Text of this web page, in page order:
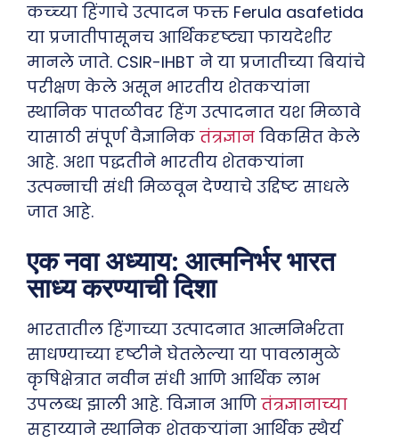
कच्च्या हिंगाचे उत्पादन फक्त Ferula asafetida
या प्रजातीपासूनच आर्थिकदृष्ट्या फायदेशीर
मानले जाते. CSIR-IHBT ने या प्रजातीच्या बियांचे
परीक्षण केले असून भारतीय शेतकऱ्यांना
स्थानिक पातळीवर हिंग उत्पादनात यश मिळावे
यासाठी संपूर्ण वैज्ञानिक तंत्रज्ञान विकसित केले
आहे. अशा पद्धतीने भारतीय शेतकऱ्यांना
उत्पन्नाची संधी मिळवून देण्याचे उद्दिष्ट साधले
जात आहे.
एक नवा अध्याय: आत्मनिर्भर भारत
साध्य करण्याची दिशा
भारतातील हिंगाच्या उत्पादनात आत्मनिर्भरता
साधण्याच्या दृष्टीने घेतलेल्या या पावलामुळे
कृषिक्षेत्रात नवीन संधी आणि आर्थिक लाभ
उपलब्ध झाली आहे. विज्ञान आणि तंत्रज्ञानाच्या
सहाय्याने स्थानिक शेतकऱ्यांना आर्थिक स्थैर्य